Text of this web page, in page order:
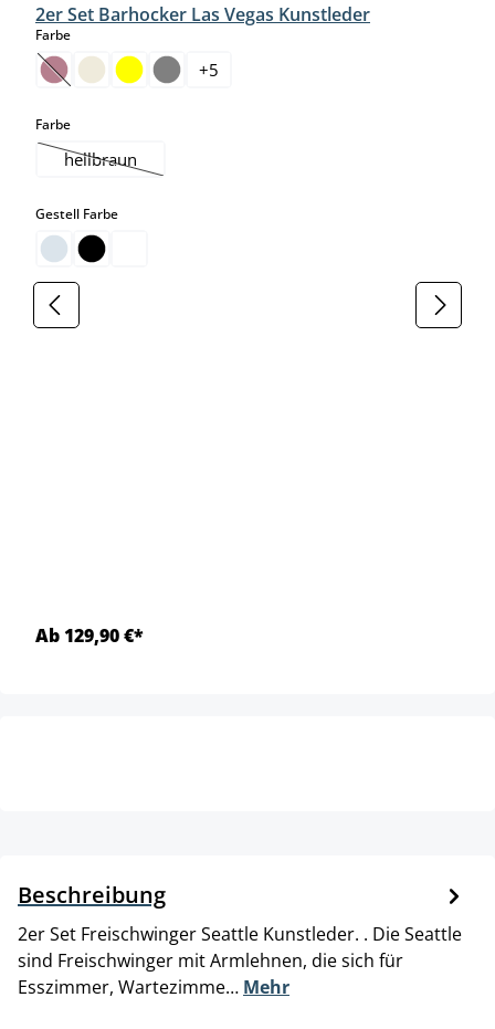
2er Set Barhocker Las Vegas Kunstleder
Farbeauswählen
(Diese Option ist zurzeit nicht verfügbar.)
+5
Farbeauswählen
hellbraun
(Diese Option ist zurzeit nicht verfügbar.)
Gestell Farbeauswählen
Ab 129,90 €*
Beschreibung
2er Set Freischwinger Seattle Kunstleder. . Die Seattle
sind Freischwinger mit Armlehnen, die sich für
Esszimmer, Wartezimme… Mehr